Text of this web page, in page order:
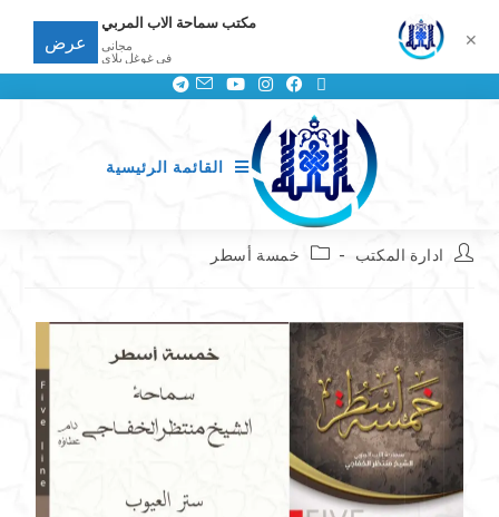
القائمة الرئيسية
ادارة المكتب خمسة أسطر
✕
مكتب سماحة الاب المربي
مجانى
في غوغل بلاي
عرض